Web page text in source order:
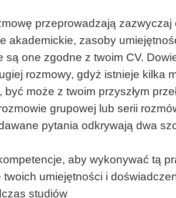
przeprowadzają zazwyczaj
akademickie, zasoby
są one zgodne z twoim CV.
rozmowy, gdyż istnieje kilka
być może z twoim przyszłym
grupowej lub serii
pytania odkrywają dwa
aby wykonywać tą
twoich umiejętności i
studiów